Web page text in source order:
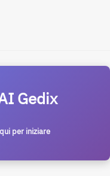
Gedix
per iniziare